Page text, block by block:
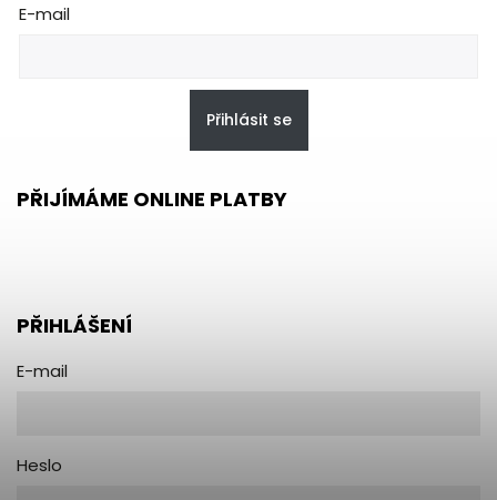
E-mail
Přihlásit se
PŘIJÍMÁME ONLINE PLATBY
PŘIHLÁŠENÍ
E-mail
Heslo